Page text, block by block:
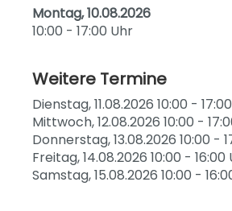
Montag, 10.08.2026
10:00 - 17:00 Uhr
Weitere Termine
Dienstag, 11.08.2026 10:00 -
Mittwoch, 12.08.2026 10:00 -
Donnerstag, 13.08.2026 10:00 -
Freitag, 14.08.2026 10:00 - 16:00
Samstag, 15.08.2026 10:00 -